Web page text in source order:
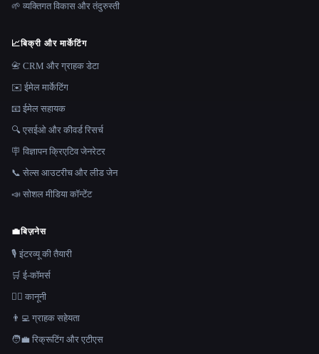
🌱 व्यक्तिगत विकास और तंदुरुस्ती
📈बिक्री और मार्केटिंग
📇 CRM और ग्राहक डेटा
✉️ ईमेल मार्केटिंग
📧 ईमेल सहायक
🔍 एसईओ और कीवर्ड रिसर्च
🪧 विज्ञापन क्रिएटिव जेनरेटर
📞 सेल्स आउटरीच और लीड जेन
📣 सोशल मीडिया कॉन्टेंट
💼बिज़नेस
🎙️ इंटरव्यू की तैयारी
🛒 ई-कॉमर्स
👩‍⚖️ कानूनी
👨‍💻 ग्राहक सहेयता
🧑‍💼 रिक्रूटिंग और एटीएस